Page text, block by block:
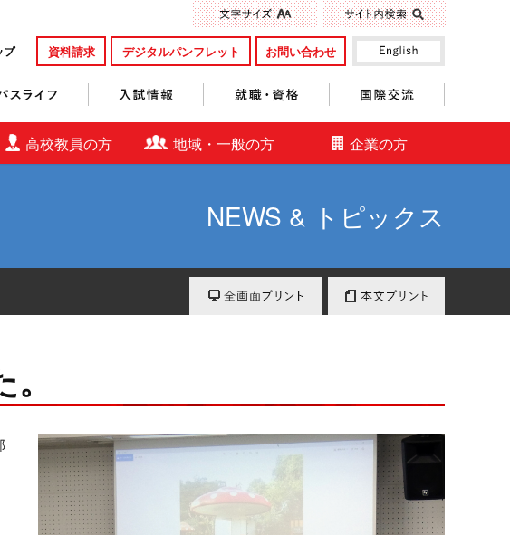
資料請求 デジタルパンフレット お問い合わせ
高校教員の方 地域・一般の方 企業の方
NEWS & トピックス